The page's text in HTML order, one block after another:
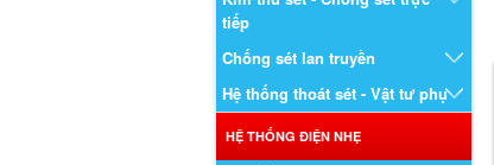
tiếp
Chống sét lan truyền
Hệ thống thoát sét - Vật tư phụ
HỆ THỐNG ĐIỆN NHẸ